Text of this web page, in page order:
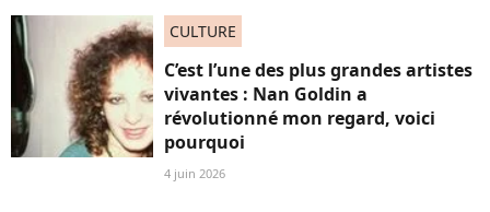
CULTURE
C’est l’une des plus grandes artistes
vivantes : Nan Goldin a
révolutionné mon regard, voici
pourquoi
4 juin 2026